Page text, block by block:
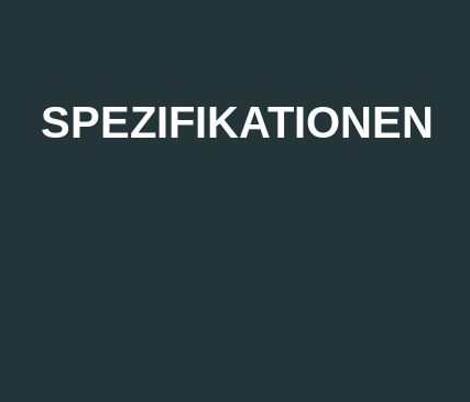
SPEZIFIKATIONEN